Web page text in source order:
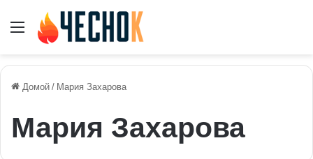
Меню
Домой / Мария Захарова
Мария Захарова